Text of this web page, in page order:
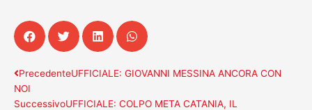
Precedente
PrecedenteUFFICIALE: GIOVANNI MESSINA ANCORA CON
NOI
SuccessivoUFFICIALE: COLPO META CATANIA, IL
Successivo